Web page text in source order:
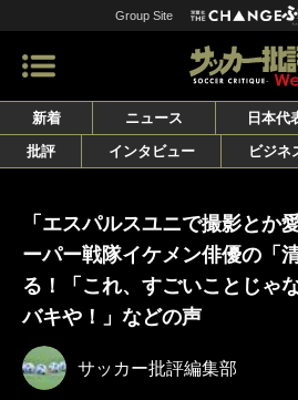
Group Site
新着 ニュース 日本代
批評
インタビュー ビジネ
「エスパルスユニで撮影とか
ーパー戦隊イケメン俳優の「
る！「これ、すごいことじゃ
バキや！」などの声
サッカー批評編集部